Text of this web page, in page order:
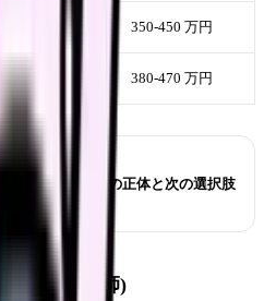
350-450 万円
380-470 万円
看護師へ｜消耗の正体と次の選択肢
(病棟看護師)